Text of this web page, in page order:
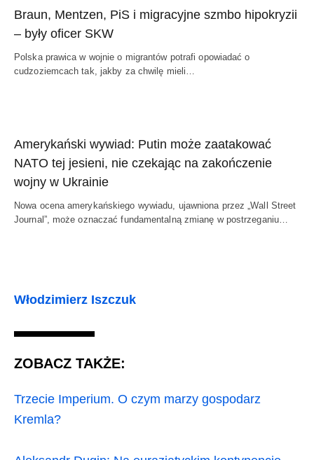
Braun, Mentzen, PiS i migracyjne szmbo hipokryzii
– były oficer SKW
Polska prawica w wojnie o migrantów potrafi opowiadać o
cudzoziemcach tak, jakby za chwilę mieli…
Amerykański wywiad: Putin może zaatakować
NATO tej jesieni, nie czekając na zakończenie
wojny w Ukrainie
Nowa ocena amerykańskiego wywiadu, ujawniona przez „Wall Street
Journal”, może oznaczać fundamentalną zmianę w postrzeganiu…
Włodzimierz Iszczuk
ZOBACZ TAKŻE:
Trzecie Imperium. O czym marzy gospodarz
Kremla?